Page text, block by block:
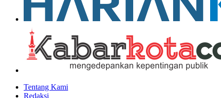
Tentang Kami
Redaksi